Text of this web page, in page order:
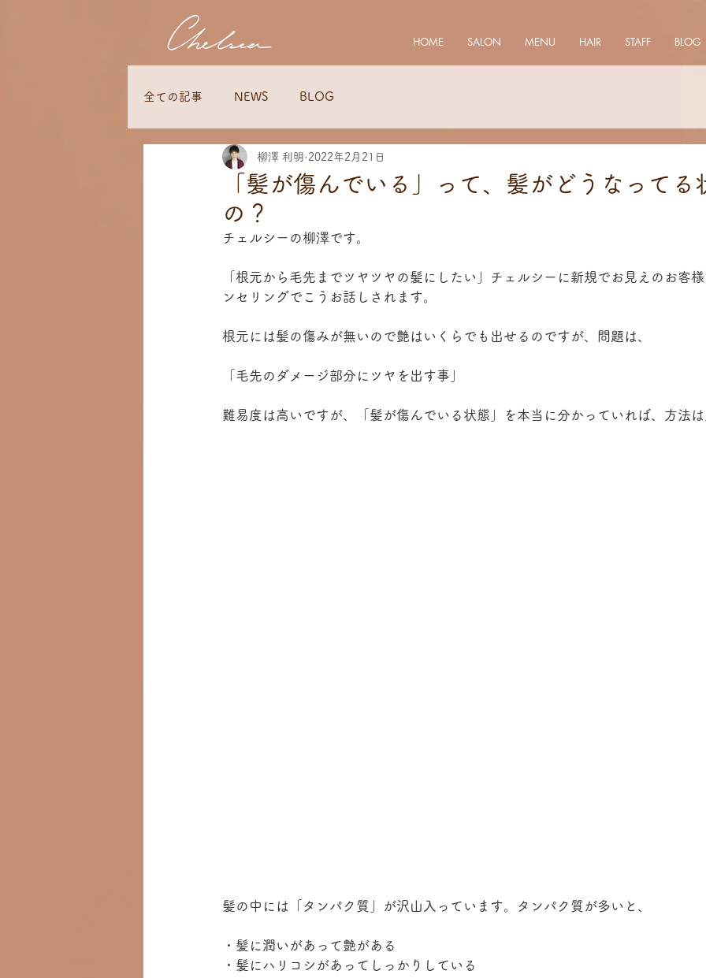
HOME SALON MENU HAIR STAFF BLOG
全ての記事 NEWS BLOG
「髪が傷んでいる」って、髪がどうなってる
の？
柳澤 利明 2022年2月21日
チェルシーの柳澤です。
「根元から毛先までツヤツヤの髪にしたい」チェルシーに新規でお見えのお客
ンセリングでこうお話しされます。
根元には髪の傷みが無いので艶はいくらでも出せるのですが、問題は、
「毛先のダメージ部分にツヤを出す事」
難易度は高いですが、「髪が傷んでいる状態」を本当に分かっていれば、方法
髪の中には「タンパク質」が沢山入っています。タンパク質が多いと、
・髪に潤いがあって艶がある
・髪にハリコシがあってしっかりしている